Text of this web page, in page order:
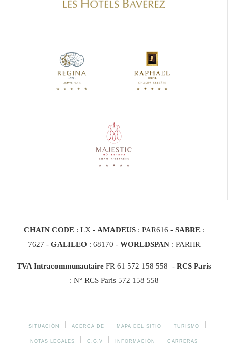
CHAIN CODE: LX - AMADEUS : PAR616 - SABRE :
7627 - GALILEO : 68170 - WORLDSPAN : PARHR
TVA Intracommunautaire FR 61 572 158 558 - RCS Paris
: N° RCS Paris 572 158 558
SITUACIÓN ACERCA DE MAPA DEL SITIO TURISMO
NOTAS LEGALES C.G.V INFORMACIÓN CARRERAS